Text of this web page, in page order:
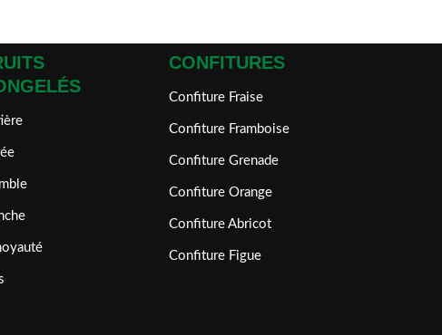
CONFITURES
Confiture Fraise
Confiture Framboise
Confiture Grenade
Confiture Orange
Confiture Abricot
Confiture Figue